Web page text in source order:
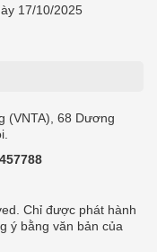
17/10/2025
(VNTA), 68 Dương
Chỉ được phát hành
ý bằng văn bản của